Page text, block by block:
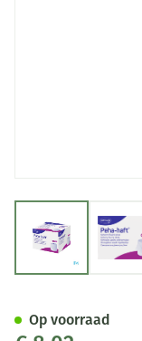
Op voorraad